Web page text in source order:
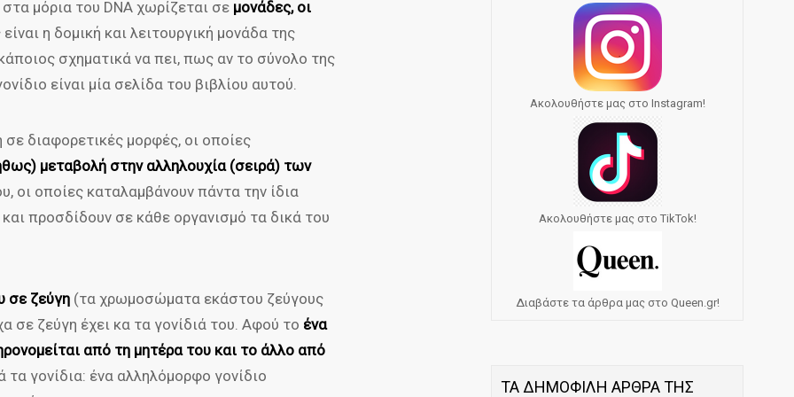
μόρια του DNA χωρίζεται σε μονάδες, οι
η δομική και λειτουργική μονάδα της
σχηματικά να πει, πως αν το σύνολο της
είναι μία σελίδα του βιβλίου αυτού.
διαφορετικές μορφές, οι οποίες
μεταβολή στην αλληλουχία (σειρά) των
οι οποίες καταλαμβάνουν πάντα την ίδια
και προσδίδουν σε κάθε οργανισμό τα δικά του
σε ζεύγη (τα χρωμοσώματα εκάστου ζεύγους
σε ζεύγη έχει κα τα γονίδιά του. Αφού το ένα
από τη μητέρα του και το άλλο από
γονίδια: ένα αλληλόμορφο γονίδιο
Ακολουθήστε μας στο Instagram!
Ακολουθήστε μας στο TikTok!
Διαβάστε τα άρθρα μας στο Queen.gr!
ΤΑ ΔΗΜΟΦΙΛΗ ΑΡΘΡΑ ΤΗΣ